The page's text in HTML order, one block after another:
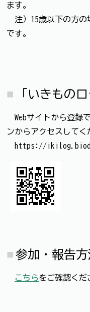
ます。
注）15歳以下の方の
です。
「いきもの
Webサイトから登録
ンからアクセスしてく
https://
参加・報告方
こちらをご確認くだ